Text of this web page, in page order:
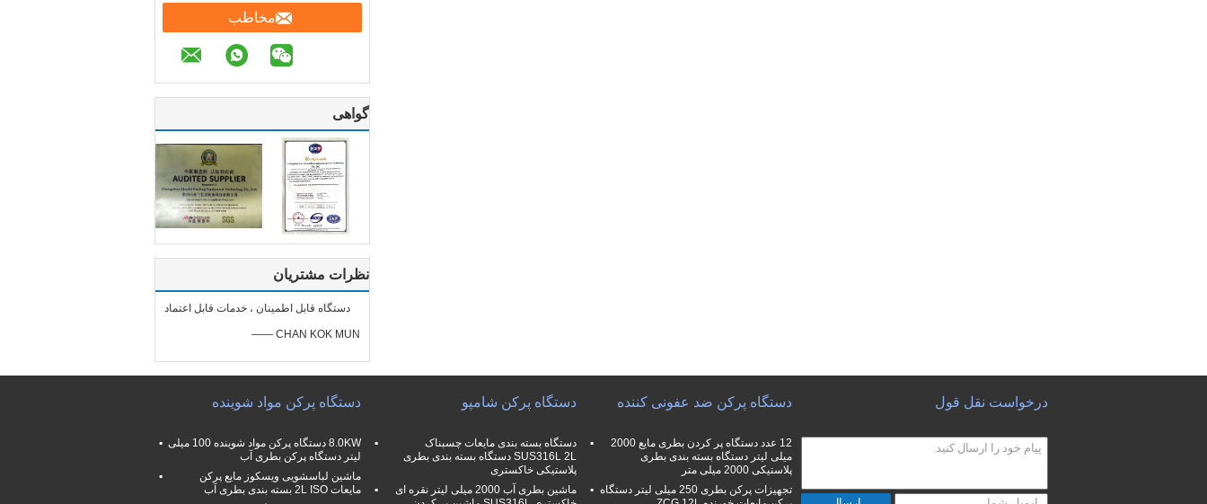
مخاطب
گواهی
نظرات مشتریان
دستگاه قابل اطمینان ، خدمات قابل اعتماد
—— CHAN KOK MUN
دستگاه پرکن مواد شوینده
8.0KW دستگاه پرکن مواد شوینده 100 میلی
لیتر دستگاه پرکن بطری آب
ماشین لباسشویی ویسکوز مایع پرکن
مایعات 2L ISO بسته بندی بطری آب
دستگاه پرکن شامپو
دستگاه بسته بندی مایعات چسبناک
SUS316L 2L دستگاه بسته بندی بطری
پلاستیکی خاکستری
ماشین بطری آب 2000 میلی لیتر نقره ای
دستگاه پرکن ضد عفونی کننده
12 عدد دستگاه پر کردن بطری مایع 2000
میلی لیتر دستگاه بسته بندی بطری
پلاستیکی 2000 میلی متر
تجهیزات پرکن بطری 250 میلی لیتر دستگاه
درخواست نقل قول